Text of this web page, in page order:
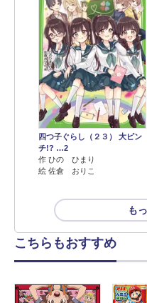
四つ子ぐらし（２３） 大ピン
チ!? …2
作 ひの ひまり
絵 佐倉 おりこ
も
こちらもおすすめ